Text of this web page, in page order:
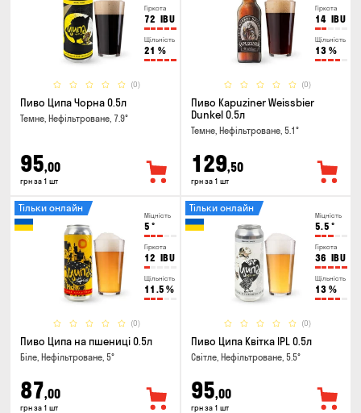
Гіркота
72 IBU
Щільність
21 %
(0)
Пиво Ципа Чорна 0.5л
Темне, Нефільтроване, 7.9°
95,00
грн за 1 шт
Гіркота
14 IBU
Щільність
13 %
(0)
Пиво Kapuziner Weissbier
Dunkel 0.5л
Темне, Нефільтроване, 5.1°
129,50
грн за 1 шт
Міцність
5 °
Гіркота
12 IBU
Щільність
11.5 %
(0)
Тільки онлайн
Пиво Ципа на пшениці 0.5л
Біле, Нефільтроване, 5°
87,00
грн за 1 шт
Міцність
5.5 °
Гіркота
36 IBU
Щільність
13 %
(0)
Тільки онлайн
Пиво Ципа Квітка IPL 0.5л
Світле, Нефільтроване, 5.5°
95,00
грн за 1 шт